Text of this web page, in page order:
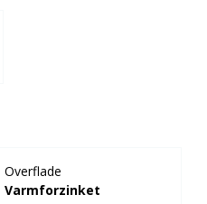
Overflade
Varmforzinket